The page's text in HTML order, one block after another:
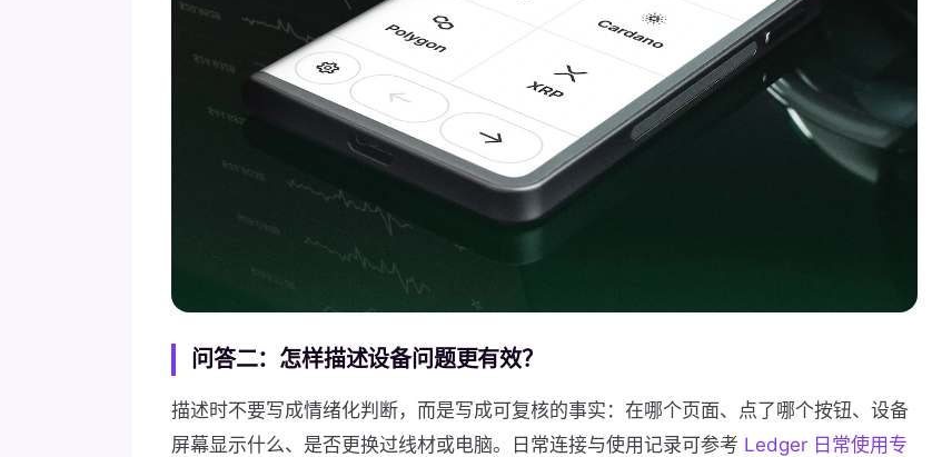
问答二：怎样描述设备问题更有效？
描述时不要写成情绪化判断，而是写成可复核的事实：在哪个页面、点了哪个按钮、设备
屏幕显示什么、是否更换过线材或电脑。日常连接与使用记录可参考 Ledger 日常使用专